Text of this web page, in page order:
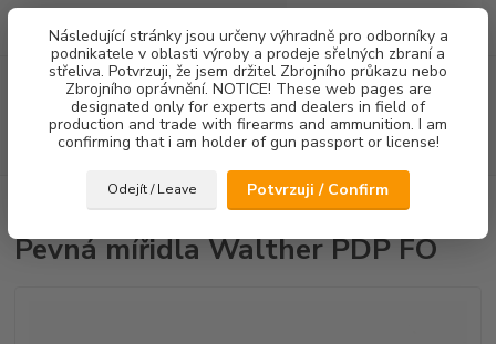
Následující stránky jsou určeny výhradně pro odborníky a
podnikatele v oblasti výroby a prodeje sřelných zbraní a
střeliva. Potvrzuji, že jsem držitel Zbrojního průkazu nebo
Zbrojního oprávnění. NOTICE! These web pages are
designated only for experts and dealers in field of
production and trade with firearms and ammunition. I am
confirming that i am holder of gun passport or license!
Odejít / Leave Potvrzuji / Confirm
Menu
Hledat
za0,00 Kč
Pevná mířidla Walther PDP FO
Pevná mířidla Walther PDP FO